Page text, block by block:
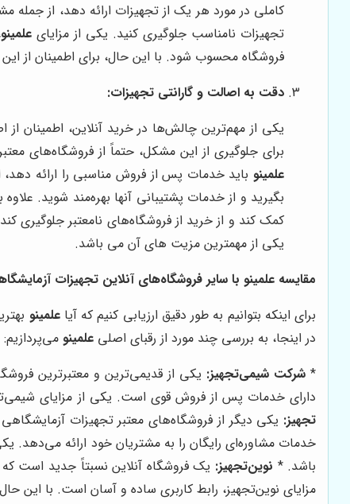
کاملی در مورد هر یک از تجهیزات ارائه دهد، از
تجهیزات نامناسب جلوگیری کنید. یکی از مزایایعلمینو
فروشگاه محسوب شود. با این حال، برای اطمینان از
دقت به اصالت و گارانتی تجهیزات:
یکی از مهم‌ترین چالش‌ها در خرید آنلاین، اطمینان
برای جلوگیری از این مشکل، حتماً از فروشگاه‌های
علمینوباید خدمات پس از فروش مناسبی را ارائه دهد،
بگیرید و از خدمات پشتیبانی آنها بهره‌مند شوید.
کمک کند و از خرید از فروشگاه‌های نامعتبر جلوگیری
یکی از مهمترین مزیت های آن می باشد.
مقایسه علمینوبا سایر فروشگاه‌های آنلاین تجهیزات
برای اینکه بتوانیم به طور دقیق ارزیابی کنیم که آیاعلمینو
در اینجا، به بررسی چند مورد از رقبای اصلی علمینومی‌پردازیم:
* شرکت شیمی‌تجهیز: یکی از قدیمی‌ترین و معتبرترین
دارای خدمات پس از فروش قوی است. یکی از مزایای
تجهیز: یکی دیگر از فروشگاه‌های معتبر تجهیزات
خدمات مشاوره‌ای رایگان را به مشتریان خود ارائه می‌دهد.
باشد. * نوین‌تجهیز: یک فروشگاه آنلاین نسبتاً جدید است
مزایای نوین‌تجهیز، رابط کاربری ساده و آسان است. با این